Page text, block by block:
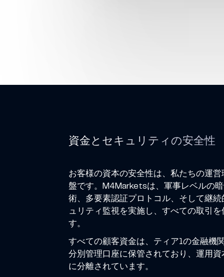
重要な出金情報: 出金は通
入出金
資金とセキュリティの安全性
お客様の資本の安全性は、私たちの運営
盤です。M4Marketsは、軍事レベルの
術、多要素認証プロトコル、そして継続
ュリティ監視を実施し、すべての取引を
す。
すべての顧客資金は、ティア1の金融機
分別管理口座に保管されており、運用資
に分離されています。